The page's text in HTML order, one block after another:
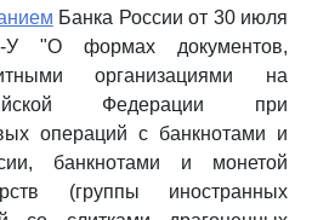
Банка России от 30 июля
"О формах документов,
организациями на
Федерации при
операций с банкнотами и
банкнотами и монетой
(группы иностранных